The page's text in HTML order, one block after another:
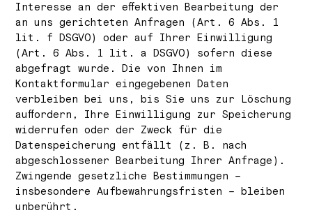
Interesse an der effektiven Bearbeitung der
an uns gerichteten Anfragen (Art. 6 Abs. 1
lit. f DSGVO) oder auf Ihrer Einwilligung
(Art. 6 Abs. 1 lit. a DSGVO) sofern diese
abgefragt wurde. Die von Ihnen im
Kontaktformular eingegebenen Daten
verbleiben bei uns, bis Sie uns zur Löschung
auffordern, Ihre Einwilligung zur Speicherung
widerrufen oder der Zweck für die
Datenspeicherung entfällt (z. B. nach
abgeschlossener Bearbeitung Ihrer Anfrage).
Zwingende gesetzliche Bestimmungen –
insbesondere Aufbewahrungsfristen – bleiben
unberührt.